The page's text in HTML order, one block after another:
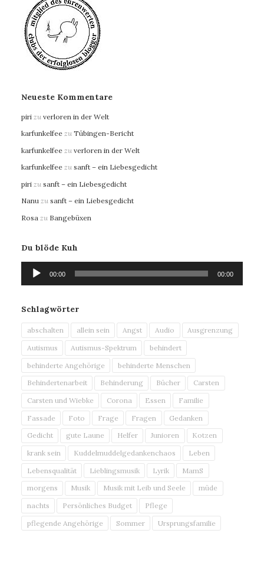
Neueste Kommentare
piri zu verloren in der Welt
karfunkelfee zu Tübingen-Bericht
karfunkelfee zu verloren in der Welt
karfunkelfee zu sanft – ein Liebesgedicht
piri zu sanft – ein Liebesgedicht
Nanu zu sanft – ein Liebesgedicht
Rosa zu Bangebüxen
Du blöde Kuh
Audio-
Player
00:00 00:00
Schlagwörter
abschalten allein sein Angst Audio
Ausgrenzung
Autismus
Autismus-Spektrum
behindert
behinderte Angehörige
behinderte Menschen
Behindertenarbeit
Behinderung Bücher
Carsten
Carsten und Wiebke
Corona Essen
Familie
Fassade
Foto Frage Fragen
Gedanken
Gedicht
gute Laune Helfer Junioren
Kotzen
krank sein
Kuddelmuddelgedankenchaos
Leben
Lebensqualität
Lieblingsmusik Lyrik
MamS
morgens
Musik Musik mit Leib und Seele
müde
nachts
Persönliches Budget
Pflege
pflegende Angehörige
Sommer Ursprungsfamilie